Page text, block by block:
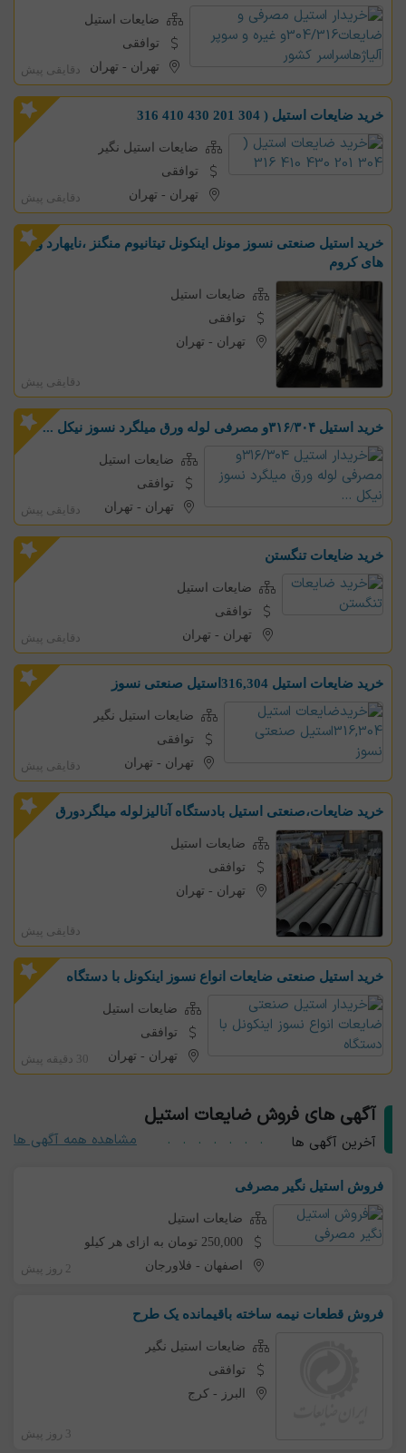
ضایعات استیل
توافقی
تهران -تهران دقایقی پیش
خرید ضایعات استیل ( 304 201 430 410 316
ضایعات استیل نگیر
توافقی
تهران - تهران دقایقی پیش
خرید استیل صنعتی نسوز مونل اینکونل تیتانیوم منگنز ،نایهارد و
های کروم
ضایعات استیل
توافقی
تهران - تهران
دقایقی پیش
خرید استیل ۳۱۶/۳۰۴و مصرفی لوله ورق میلگرد نسوز نیکل ...
ضایعات استیل
توافقی
تهران -تهران دقایقی پیش
خرید ضایعات تنگستن
ضایعات استیل
توافقی
تهران - تهران دقایقی پیش
خرید ضایعات استیل 316,304استیل صنعتی نسوز
ضایعات استیل نگیر
توافقی
تهران -تهران دقایقی پیش
خرید ضایعات،صنعتی استیل بادستگاه آنالیزلوله میلگردورق
ضایعات استیل
توافقی
تهران - تهران
دقایقی پیش
خرید استیل صنعتی ضایعات انواع نسوز اینکونل با دستگاه
ضایعات استیل
توافقی
تهران - تهران 30 دقیقه پیش
آگهی های فروش ضایعات استیل
آخرین آگهی ها مشاهده همه آگهی ها
فروش استیل نگیر مصرفی
ضایعات استیل
250,000 تومان به ازای هر کیلو
اصفهان - فلاورجان 2 روز پیش
فروش قطعات نیمه ساخته باقیمانده یک طرح
ضایعات استیل نگیر
توافقی
البرز - کرج
3 روز پیش